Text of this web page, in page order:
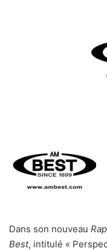
Dans son nouveau
Best, intitulé «